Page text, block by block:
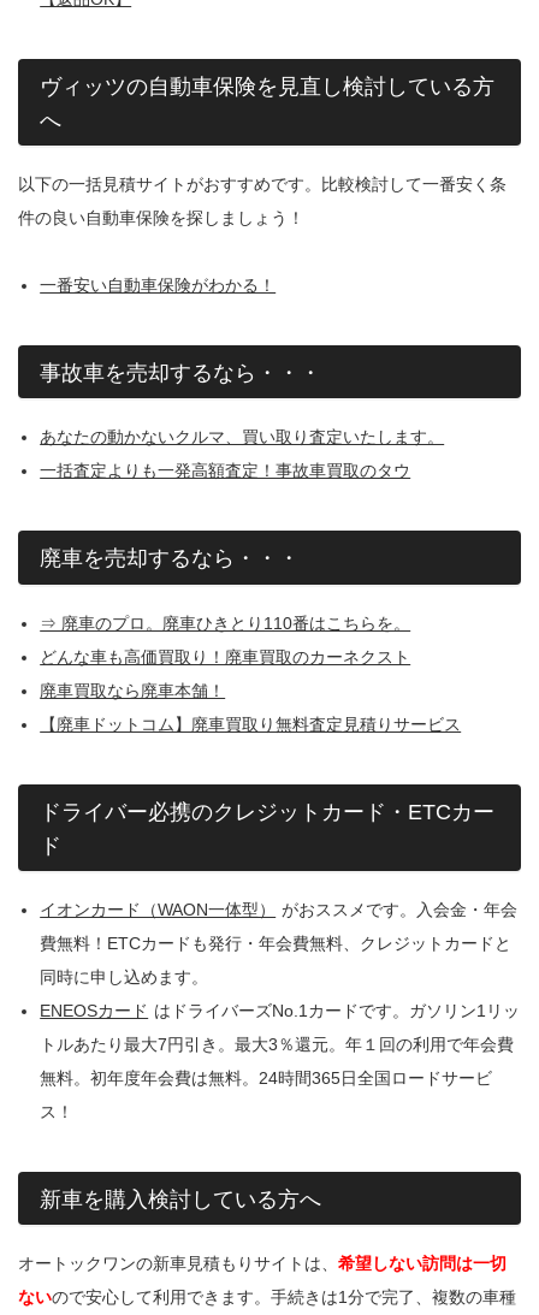
ヴィッツの自動車保険を見直し検討している方
へ
以下の一括見積サイトがおすすめです。比較検討して一番安く条
件の良い自動車保険を探しましょう！
一番安い自動車保険がわかる！
事故車を売却するなら・・・
あなたの動かないクルマ、買い取り査定いたします。
一括査定よりも一発高額査定！事故車買取のタウ
廃車を売却するなら・・・
⇒ 廃車のプロ。廃車ひきとり110番はこちらを。
どんな車も高価買取り！廃車買取のカーネクスト
廃車買取なら廃車本舗！
【廃車ドットコム】廃車買取り無料査定見積りサービス
ドライバー必携のクレジットカード・ETCカー
ド
イオンカード（WAON一体型）
がおススメです。入会金・年会
費無料！ETCカードも発行・年会費無料、クレジットカードと
同時に申し込めます。
ENEOSカード はドライバーズNo.1カードです。ガソリン1リッ
トルあたり最大7円引き。最大3％還元。年１回の利用で年会費
無料。初年度年会費は無料。24時間365日全国ロードサービ
ス！
新車を購入検討している方へ
オートックワンの新車見積もりサイトは、 希望しない訪問は一切
ないので安心して利用できます。手続きは1分で完了、複数の車種